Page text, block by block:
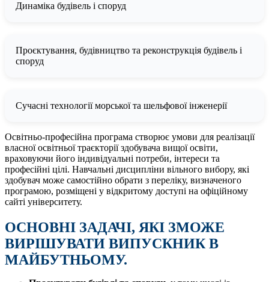
Динаміка будівель і споруд
Проєктування, будівництво та реконструкція будівель і
споруд
Сучасні технології морської та шельфової інженерії
Освітньо‑професійна програма створює умови для реалізації
власної освітньої траєкторії здобувача вищої освіти,
враховуючи його індивідуальні потреби, інтереси та
професійні цілі. Навчальні дисципліни вільного вибору, які
здобувач може самостійно обрати з переліку, визначеного
програмою, розміщені у відкритому доступі на офіційному
сайті університету.
ОСНОВНІ ЗАДАЧІ, ЯКІ ЗМОЖЕ
ВИРІШУВАТИ ВИПУСКНИК В
МАЙБУТНЬОМУ.